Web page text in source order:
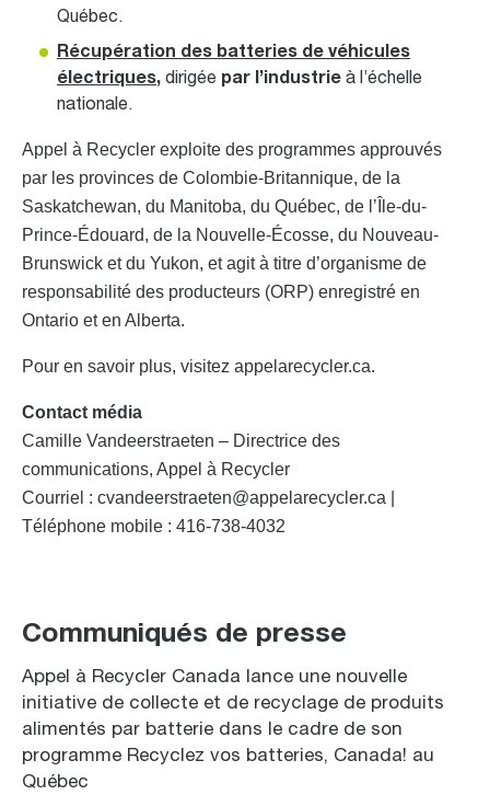
Québec.
Récupération des batteries de véhicules
électriques, dirigée par l’industrie à l’échelle
nationale.
Appel à Recycler exploite des programmes approuvés
par les provinces de Colombie-Britannique, de la
Saskatchewan, du Manitoba, du Québec, de l’Île-du-
Prince-Édouard, de la Nouvelle-Écosse, du Nouveau-
Brunswick et du Yukon, et agit à titre d’organisme de
responsabilité des producteurs (ORP) enregistré en
Ontario et en Alberta.
Pour en savoir plus, visitez appelarecycler.ca.
Contact média
Camille Vandeerstraeten – Directrice des
communications, Appel à Recycler
Courriel : cvandeerstraeten@appelarecycler.ca
Téléphone mobile : 416-738-4032
Communiqués de presse
Appel à Recycler Canada lance une nouvelle
initiative de collecte et de recyclage de produits
alimentés par batterie dans le cadre de son
programme Recyclez vos batteries, Canada! au
Québec